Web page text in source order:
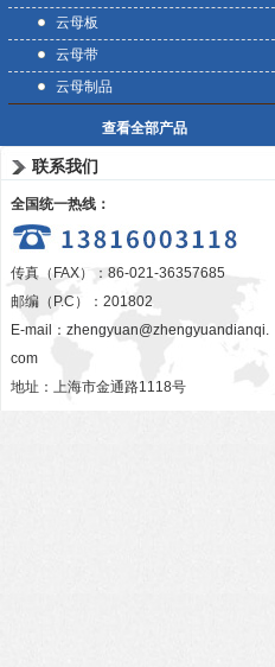
云母板
云母带
云母制品
查看全部产品
联系我们
全国统一热线：
传真（FAX）：86-021-36357685
邮编（P.C）：201802
E-mail： zhengyuan@zhengyuandianqi.
com
地址：上海市金通路1118号